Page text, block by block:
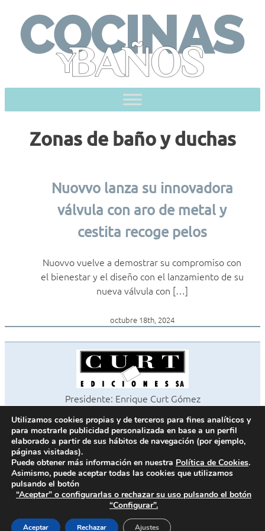
content
Zonas de baño y duchas
Nuovvo lanza su innovadora
válvula con aro de metal y
cestita recoge pelos
Nuovvo vuelve a demostrar su compromiso con
el bienestar y el diseño con el lanzamiento de su
nueva válvula con […]
octubre 18th, 2024
Presidente: Enrique Curt Gómez
©2026 Revista Cocinas y Baños
Todos los derechos reservados
Paseo de Gracia, 63. 1º 2ª. 08008 Barcelona -
Fax 933 183 505
Política de cookies
Política de privacidad
Utilizamos cookies propias y de terceros para fines analíticos y
para mostrarle publicidad personalizada en base a un perfil
elaborado a partir de sus hábitos de navegación (por ejemplo,
páginas visitadas).
Puede obtener más información en nuestra Política de Cookies.
Asimismo, puede aceptar todas las cookies que utilizamos
pulsando el botón
“Aceptar” o configurarlas o rechazar su uso pulsando el botón
“Configurar”.
Aceptar Rechazar Ajustes